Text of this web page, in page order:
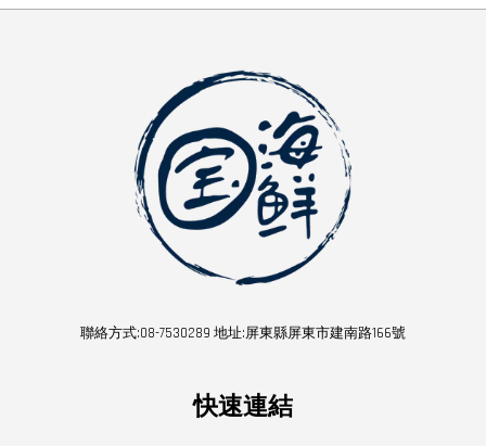
聯絡方式:08-7530289 地址:屏東縣屏東市建南路166號
快速連結